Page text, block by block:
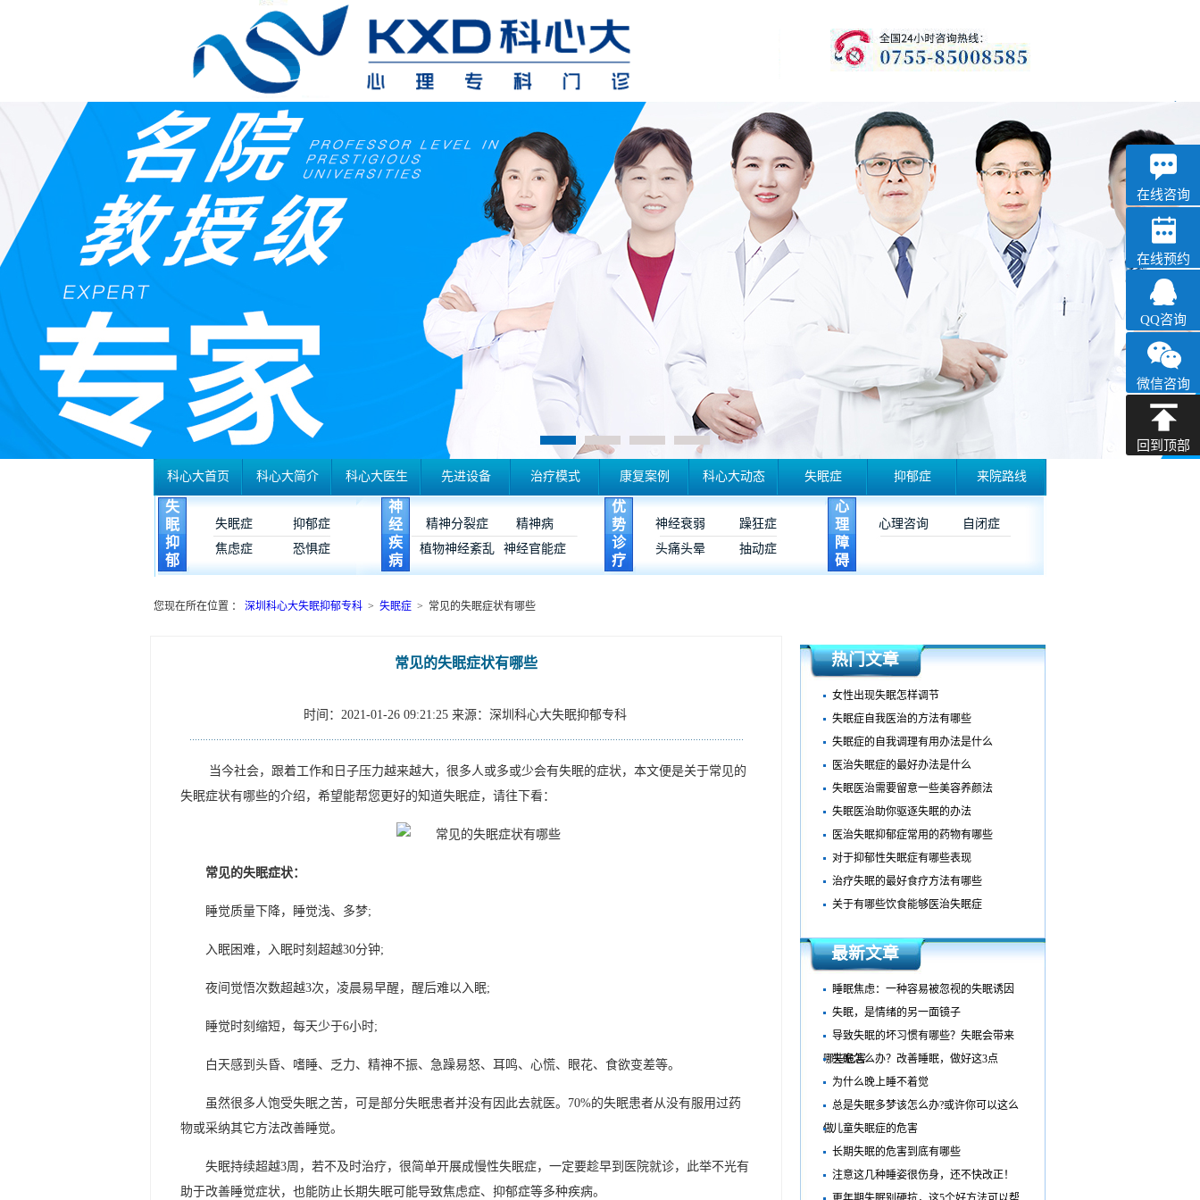
科心大首页 科心大简介 科心大医生 先进设备 治疗模式 康复案例 科心大动态 失眠症 抑郁症 来院路线
失
眠
抑
郁
失眠症
抑郁症
焦虑症
恐惧症
神
经
疾
病
精神分裂症
精神病
植物神经紊乱
神经官能症
优
势
诊
疗
神经衰弱
躁狂症
头痛头晕
抽动症
心
理
障
碍
心理咨询 自闭症
您现在所在位置 ： 深圳科心大失眠抑郁专科 > 失眠症 > 常见的失眠症状有哪些
常见的失眠症状有哪些
时间：2021-01-26 09:21:25 来源：深圳科心大失眠抑郁专科
当今社会，跟着工作和日子压力越来越大，很多人或多或少会有失眠的症状，本文便是关于常见的
失眠症状有哪些的介绍，希望能帮您更好的知道失眠症，请往下看：
常见的失眠症状：
睡觉质量下降，睡觉浅、多梦;
入眠困难，入眠时刻超越30分钟;
夜间觉悟次数超越3次，凌晨易早醒，醒后难以入眠;
睡觉时刻缩短，每天少于6小时;
白天感到头昏、嗜睡、乏力、精神不振、急躁易怒、耳鸣、心慌、眼花、食欲变差等。
虽然很多人饱受失眠之苦，可是部分失眠患者并没有因此去就医。70%的失眠患者从没有服用过药
物或采纳其它方法改善睡觉。
失眠持续超越3周，若不及时治疗，很简单开展成慢性失眠症，一定要趁早到医院就诊，此举不光有
助于改善睡觉症状，也能防止长期失眠可能导致焦虑症、抑郁症等多种疾病。
热门文章
女性出现失眠怎样调节
失眠症自我医治的方法有哪些
失眠症的自我调理有用办法是什么
医治失眠症的最好办法是什么
失眠医治需要留意一些美容养颜法
失眠医治助你驱逐失眠的办法
医治失眠抑郁症常用的药物有哪些
对于抑郁性失眠症有哪些表现
治疗失眠的最好食疗方法有哪些
关于有哪些饮食能够医治失眠症
最新文章
睡眠焦虑：一种容易被忽视的失眠诱因
失眠，是情绪的另一面镜子
导致失眠的坏习惯有哪些？失眠会带来
哪些危害
失眠怎么办？改善睡眠，做好这3点
为什么晚上睡不着觉​
总是失眠多梦该怎么办?或许你可以这么
做儿童失眠症的危害
长期失眠的危害到底有哪些
注意这几种睡姿很伤身，还不快改正！
优眠
失眠抑郁专科
在线咨询
在线预约
QQ咨询
微信咨询
回到顶部